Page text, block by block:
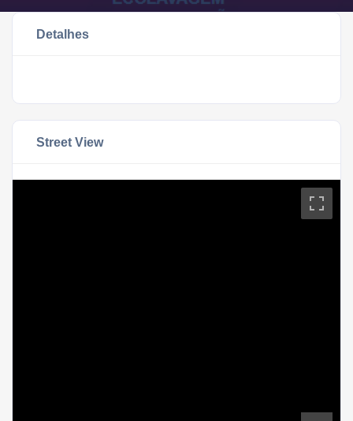
Detalhes
Street View